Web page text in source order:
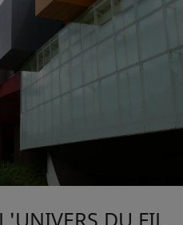
DU FIL